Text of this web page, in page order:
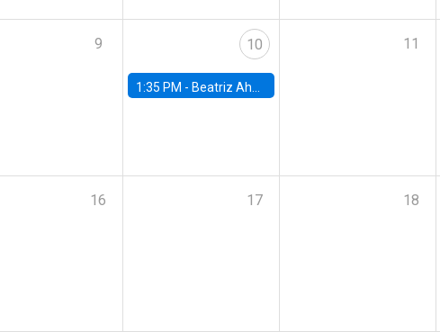
9 10
1:35 PM - Beatriz Ahumada, PhD candidate, Universidad de Pittsburgh
11
16 17 18